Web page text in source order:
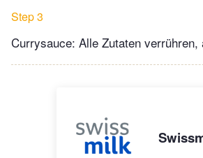
Step 3
Currysauce: Alle Zutaten verrühren,